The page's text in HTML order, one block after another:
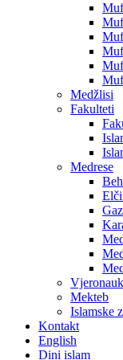
Medžlisi
Fakulteti
Medrese
Elči
Mekteb
Islamske
Kontakt
English
Dini islam